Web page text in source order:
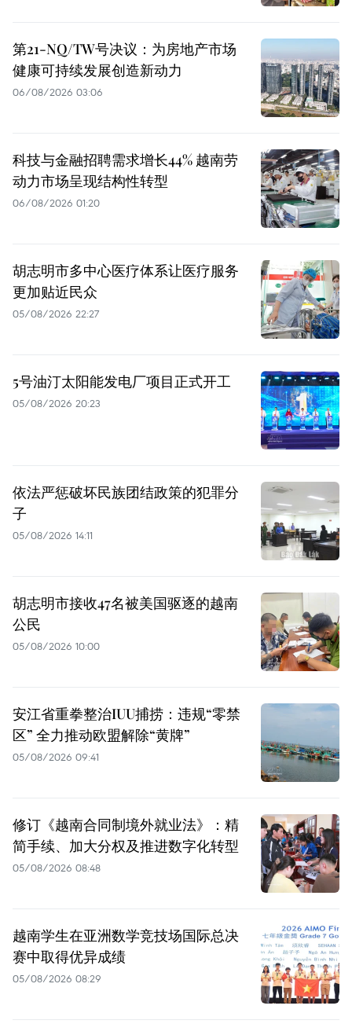
第21-NQ/TW号决议：为房地产市场
健康可持续发展创造新动力
06/08/2026 03:06
科技与金融招聘需求增长44% 越南劳
动力市场呈现结构性转型
06/08/2026 01:20
胡志明市多中心医疗体系让医疗服务
更加贴近民众
05/08/2026 22:27
5号油汀太阳能发电厂项目正式开工
05/08/2026 20:23
依法严惩破坏民族团结政策的犯罪分
子
05/08/2026 14:11
胡志明市接收47名被美国驱逐的越南
公民
05/08/2026 10:00
安江省重拳整治IUU捕捞：违规“零禁
区” 全力推动欧盟解除“黄牌”
05/08/2026 09:41
修订《越南合同制境外就业法》：精
简手续、加大分权及推进数字化转型
05/08/2026 08:48
越南学生在亚洲数学竞技场国际总决
赛中取得优异成绩
05/08/2026 08:29